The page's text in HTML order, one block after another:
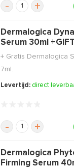
- +
Dermalogica
Serum 30ml +GIFT
+ Gratis Dermalogica
7ml.
Levertijd: direct
- +
Dermalogica
Firming Serum